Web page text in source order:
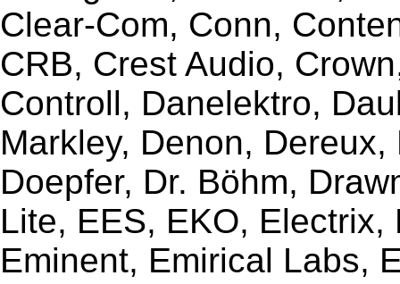
Clear-Com, Conn,
CRB, Crest Audio,
Controll, Danelektro,
Markley, Denon,
Doepfer, Dr. Böhm,
Lite, EES, EKO,
Eminent, Emirical Labs,